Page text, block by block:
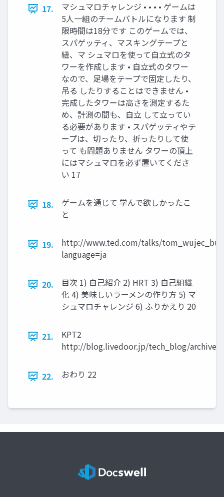
17.
マシュマロチャレンジ • • • • ゲームは
5人一組のチームバトルになります 制
限時間は18分です このゲームでは、
スパゲッティ、マスキングテープと
紐、マ シュマロを使って自立式のタ
ワーを作成します • 自立式のタワー
なので、足場をテープで固定したり、
吊る したりすることはできません •
完成したタワーは高さを測定するた
め、計測の間も、自立 して立ってい
る必要があります • スパゲッティやテ
ープは、切ったり、折ったりして使
って も問題ありません タワーの頂上
にはマシュマロを必ず置いてくださ
い 17
18.
ゲームを通じて 学んで欲しかったこ
と
19.
http://www.ted.com/talks/
language=ja
20.
目次 1) 自己紹介 2) HRT 3) 自己組織
化 4) 美味しいラーメンの作り方 5) マ
シュマロチャレンジ 6) ふりかえり 20
21.
KPT2
http://blog.livedoor.jp/tech_blog/
22. おわり 22